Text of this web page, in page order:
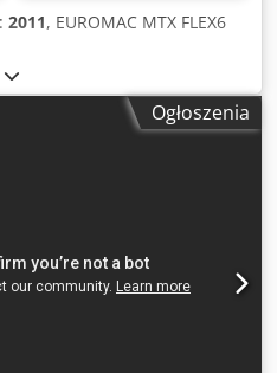
2011, EUROMAC MTX FLEX6
Ogłoszenia